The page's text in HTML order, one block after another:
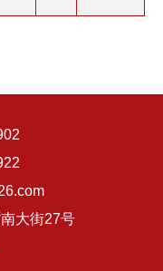
大街27号